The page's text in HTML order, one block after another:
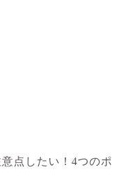
点したい！4つのポ